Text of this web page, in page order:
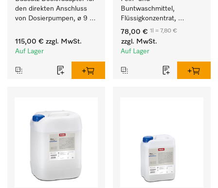
den direkten Anschluss
von Dosierpumpen, ø 9
Füllmenge.
115,00 € zzgl. MwSt.
Auf Lager
Buntwaschmittel,
Flüssigkonzentrat,
mildalkalisch, 10 l zur
Reinigung von
Buntwäsche und
78,00 € 1l = 7,80 €
zzgl. MwSt.
Auf Lager